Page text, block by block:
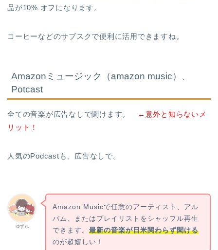
品が10% オフになります。
コーヒーなどのサブスクで便利に活用できますね。
Amazonミュージック（amazon music）、
Potcast
全ての音楽が広告なしで聞けます。
←意外と知らないメ
リット！
人気のPodcastも、広告なしで。
ゆず丸
Amazon Musicで任意のアーティスト、アル
バム、またはプレイリストをシャッフル再生
できます。 最新の音楽が日米関わらず聞ける
のが超嬉しい！